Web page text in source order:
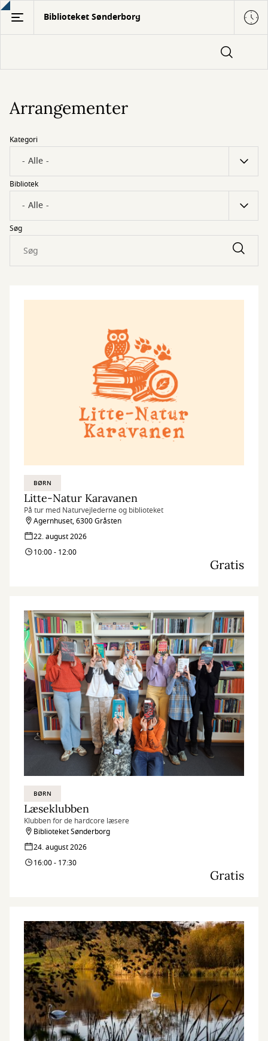
Gå
hovedindhold
Biblioteket Sønderborg
Arrangementer
Kategori
Bibliotek
Søg
BØRN
Litte-Natur Karavanen
På tur med Naturvejlederne og biblioteket
Agernhuset, 6300 Gråsten
22. august 2026
10:00 - 12:00
Gratis
BØRN
Læseklubben
Klubben for de hardcore læsere
Biblioteket Sønderborg
24. august 2026
16:00 - 17:30
Gratis